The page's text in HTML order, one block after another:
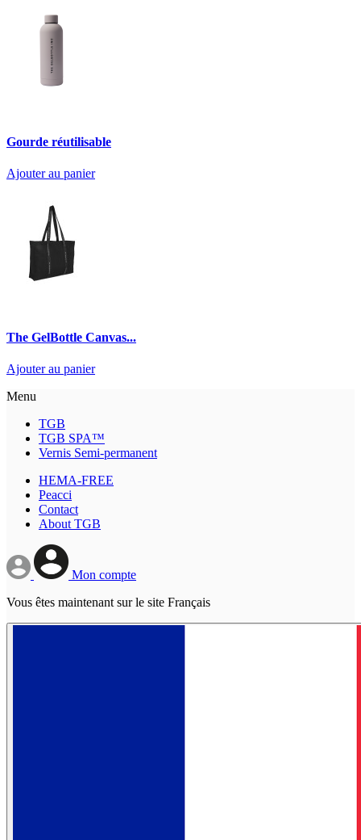
Gourde réutilisable
Ajouter au panier
The GelBottle Canvas...
Ajouter au panier
Menu
TGB
TGB SPA™
Vernis Semi-permanent
HEMA-FREE
Peacci
Contact
About TGB
Mon compte
Vous êtes maintenant sur le site Français